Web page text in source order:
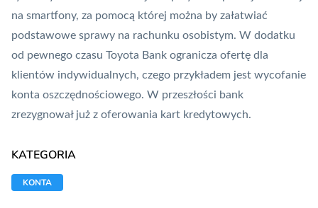
na smartfony, za pomocą której można by załatwiać
podstawowe sprawy na rachunku osobistym. W dodatku
od pewnego czasu Toyota Bank ogranicza ofertę dla
klientów indywidualnych, czego przykładem jest wycofanie
konta oszczędnościowego. W przeszłości bank
zrezygnował już z oferowania kart kredytowych.
KATEGORIA
KONTA